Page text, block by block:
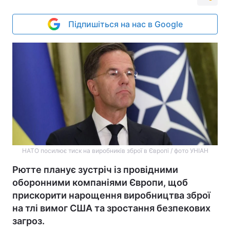
Підпишіться на нас в Google
НАТО посилює тиск на виробників зброї в Європі / фото УНІАН
Рютте планує зустріч із провідними
оборонними компаніями Європи, щоб
прискорити нарощення виробництва зброї
на тлі вимог США та зростання безпекових
загроз.